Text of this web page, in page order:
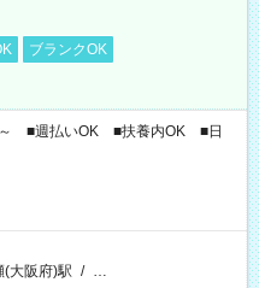
ブランクOK
～ ■週払いOK ■扶養内OK ■日
(大阪府)駅 / …